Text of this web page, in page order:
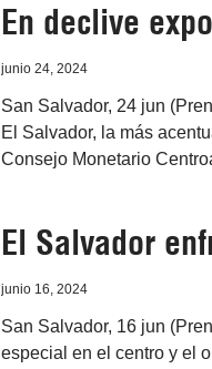
En declive
junio 24, 2024
San Salvador, 24 jun
El Salvador, la más
Consejo Monetario
El Salvador
junio 16, 2024
San Salvador, 16 jun
especial en el centro y el